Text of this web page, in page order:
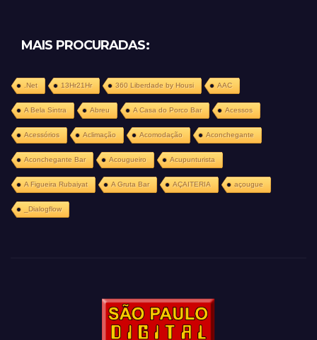
MAIS PROCURADAS:
.Net 13Hr21Hr 360 Liberdade by Housi AAC
A Bela Sintra Abreu A Casa do Porco Bar Acessos
Acessórios Aclimação Acomodação Aconchegante
Aconchegante Bar Acougueiro Acupunturista
A Figueira Rubaiyat A Gruta Bar AÇAITERIA açougue
_Dialogflow